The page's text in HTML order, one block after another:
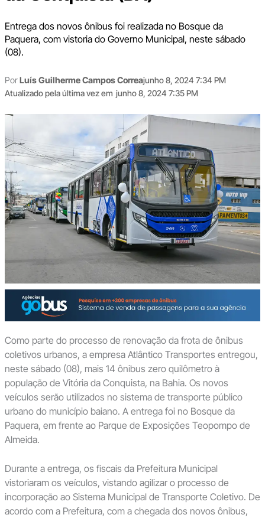
Entrega dos novos ônibus foi realizada no Bosque da
Paquera, com vistoria do Governo Municipal, neste sábado
(08).
PorLuís Guilherme Campos Correajunho 8, 2024 7:34 PM
Atualizado pela última vez em junho 8, 2024 7:35 PM
Como parte do processo de renovação da frota de ônibus
coletivos urbanos, a empresa Atlântico Transportes entregou,
neste sábado (08), mais 14 ônibus zero quilômetro à
população de Vitória da Conquista, na Bahia. Os novos
veículos serão utilizados no sistema de transporte público
urbano do município baiano. A entrega foi no Bosque da
Paquera, em frente ao Parque de Exposições Teopompo de
Almeida.
Durante a entrega, os fiscais da Prefeitura Municipal
vistoriaram os veículos, vistando agilizar o processo de
incorporação ao Sistema Municipal de Transporte Coletivo. De
acordo com a Prefeitura, com a chegada dos novos ônibus,